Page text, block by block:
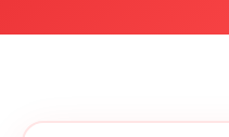
Copyright © 2026 รั